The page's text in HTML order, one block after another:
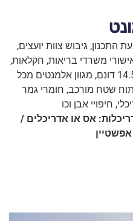
התכנון, גיבוש צוות יועצים,
משרדי בריאות, חקלאות,
מנהל וכו. עיצוב מוקפד על פני 14.5 דונם, מגוון אלמנטים מכל
שטח מורכב, חומרי גמר
חיפויי אבן וכו
אס או אדריכלים /